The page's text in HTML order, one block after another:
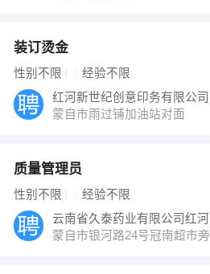
装订烫金
性别不限 经验不限
红河新世纪创意印务有限公司
蒙自市雨过铺加油站对面
质量管理员
性别不限 经验不限
蒙自市银河路24号冠南超市旁